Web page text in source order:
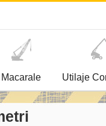
Macarale Utilaje